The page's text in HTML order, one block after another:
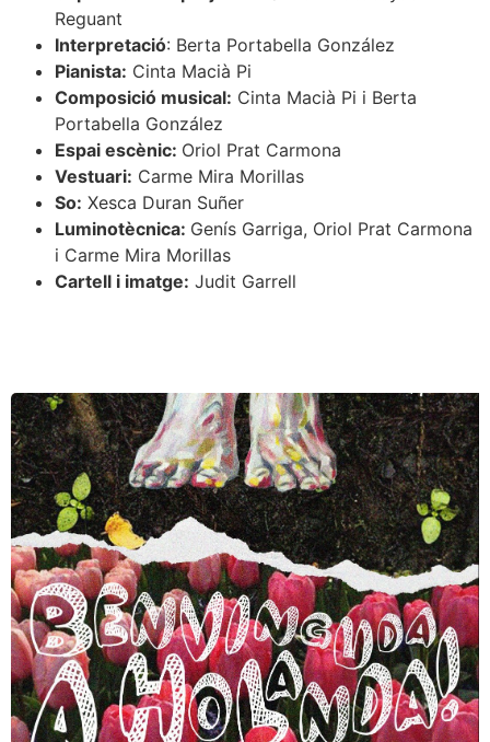
Reguant
Interpretació: Berta Portabella González
Pianista: Cinta Macià Pi
Composició musical: Cinta Macià Pi i Berta
Portabella González
Espai escènic: Oriol Prat Carmona
Vestuari: Carme Mira Morillas
So: Xesca Duran Suñer
Luminotècnica: Genís Garriga, Oriol Prat Carmona
i Carme Mira Morillas
Cartell i imatge: Judit Garrell